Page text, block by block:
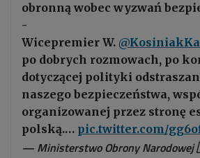
obronną wobec wyzwań
-
Wicepremier W.
po dobrych rozmowach, po
dotyczącej polityki
naszego bezpieczeństwa,
organizowanej przez stronę
polską.… pic.twitter.com/
— Ministerstwo Obrony